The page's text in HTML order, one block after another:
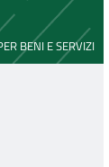
BENI E SERVIZI